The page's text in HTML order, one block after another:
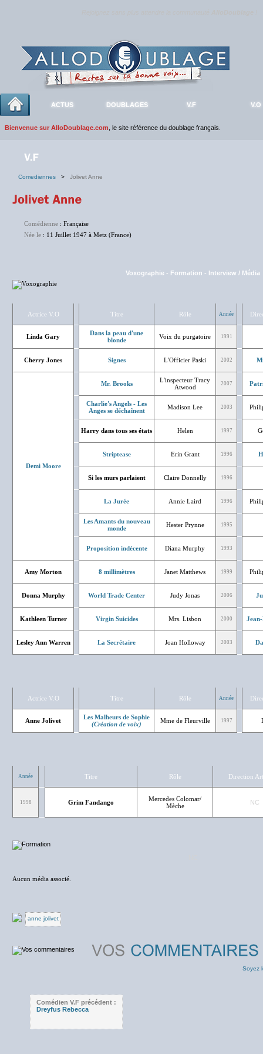
ACTUS DOUBLAGES V.F V.O
Bienvenue sur AlloDoublage.com , le site référence du doublage français.
Comediennes > Jolivet Anne
Comédienne : Française
Née le : 11 Juillet 1947 à Metz (France)
Voxographie - Formation - Interview / Média
Actrice V.O Titre Rôle Année
Linda Gary
Dans la peau d'une
blonde
Voix du purgatoire 1991
Cherry Jones Signes L'Officier Paski 2002
Demi Moore
Mr. Brooks
L'inspecteur Tracy
Atwood
2007
Charlie's Angels - Les
Anges se déchaînent
Madison Lee 2003
Harry dans tous ses états Helen 1997
Striptease Erin Grant 1996
Si les murs parlaient Claire Donnelly 1996
La Jurée Annie Laird 1996
Les Amants du nouveau
monde
Hester Prynne 1995
Proposition indécente Diana Murphy 1993
Amy Morton 8 millimètres Janet Matthews 1999
Donna Murphy World Trade Center Judy Jonas 2006
Kathleen Turner Virgin Suicides Mrs. Lisbon 2000
Lesley Ann Warren La Secrétaire Joan Holloway 2003
Actrice V.O Titre Rôle Année
Anne Jolivet
Les Malheurs de Sophie
(Création de voix)
Mme de Fleurville 1997
Année Titre Rôle Direction
1998 Grim Fandango
Mercedes Colomar/
Mèche
NC
Aucun média associé.
anne jolivet
Soyez
Comédien V.F précédent :
Dreyfus Rebecca